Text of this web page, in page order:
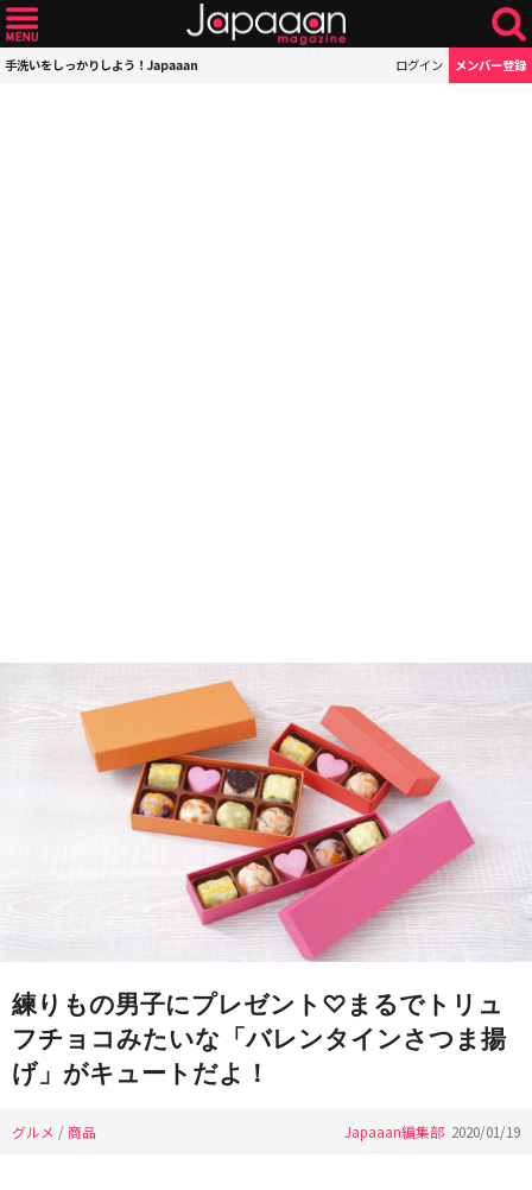
手洗いをしっかりしよう！Japaaan ログイン メンバー登録
練りもの男子にプレゼント♡まるでトリュ
フチョコみたいな「バレンタインさつま揚
げ」がキュートだよ！
グルメ /商品 Japaaan編集部 2020/01/19